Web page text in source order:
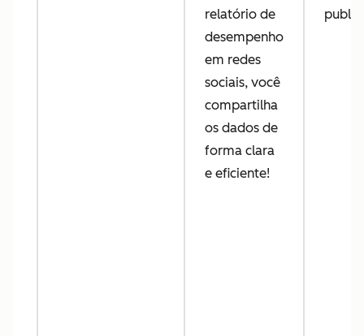
relatório de
desempenho
em redes
sociais, você
compartilha
os dados de
forma clara
e eficiente!